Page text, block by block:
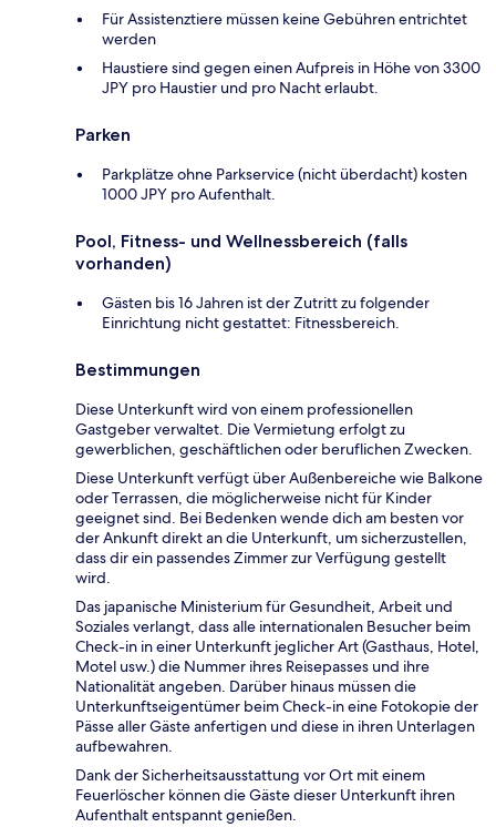
Für Assistenztiere müssen keine Gebühren entrichtet
werden
Haustiere sind gegen einen Aufpreis in Höhe von 3300
JPY pro Haustier und pro Nacht erlaubt.
Parken
Parkplätze ohne Parkservice (nicht überdacht) kosten
1000 JPY pro Aufenthalt.
Pool, Fitness- und Wellnessbereich (falls
vorhanden)
Gästen bis 16 Jahren ist der Zutritt zu folgender
Einrichtung nicht gestattet: Fitnessbereich.
Bestimmungen
Diese Unterkunft wird von einem professionellen
Gastgeber verwaltet. Die Vermietung erfolgt zu
gewerblichen, geschäftlichen oder beruflichen Zwecken.
Diese Unterkunft verfügt über Außenbereiche wie Balkone
oder Terrassen, die möglicherweise nicht für Kinder
geeignet sind. Bei Bedenken wende dich am besten vor
der Ankunft direkt an die Unterkunft, um sicherzustellen,
dass dir ein passendes Zimmer zur Verfügung gestellt
wird.
Das japanische Ministerium für Gesundheit, Arbeit und
Soziales verlangt, dass alle internationalen Besucher beim
Check-in in einer Unterkunft jeglicher Art (Gasthaus, Hotel,
Motel usw.) die Nummer ihres Reisepasses und ihre
Nationalität angeben. Darüber hinaus müssen die
Unterkunftseigentümer beim Check-in eine Fotokopie der
Pässe aller Gäste anfertigen und diese in ihren Unterlagen
aufbewahren.
Dank der Sicherheitsausstattung vor Ort mit einem
Feuerlöscher können die Gäste dieser Unterkunft ihren
Aufenthalt entspannt genießen.